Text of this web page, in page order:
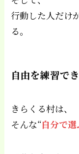
行動した人だけ
る。
自由を練習で
きらくる村は、
そんな“自分で